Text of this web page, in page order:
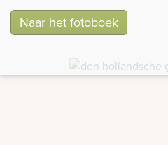
Naar het fotoboek